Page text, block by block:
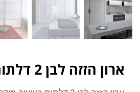
ארון הזזה לבן 2 דלתות